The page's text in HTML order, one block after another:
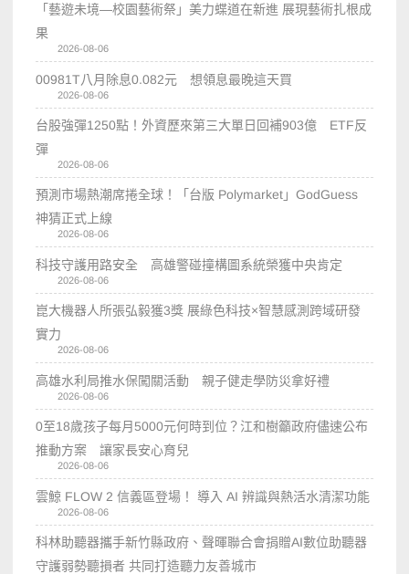
「藝遊未境—校園藝術祭」美力蝶道在新進 展現藝術扎根成
果
2026-08-06
00981T八月除息0.082元 想領息最晚這天買
2026-08-06
台股強彈1250點！外資歷來第三大單日回補903億 ETF反
彈
2026-08-06
預測市場熱潮席捲全球！「台版 Polymarket」GodGuess
神猜正式上線
2026-08-06
科技守護用路安全 高雄警碰撞構圖系統榮獲中央肯定
2026-08-06
崑大機器人所張弘毅獲3獎 展綠色科技×智慧感測跨域研發
實力
2026-08-06
高雄水利局推水保闖關活動 親子健走學防災拿好禮
2026-08-06
0至18歲孩子每月5000元何時到位？江和樹籲政府儘速公布
推動方案 讓家長安心育兒
2026-08-06
雲鯨 FLOW 2 信義區登場！ 導入 AI 辨識與熱活水清潔功能
2026-08-06
科林助聽器攜手新竹縣政府、聲暉聯合會捐贈AI數位助聽器
守護弱勢聽損者 共同打造聽力友善城市